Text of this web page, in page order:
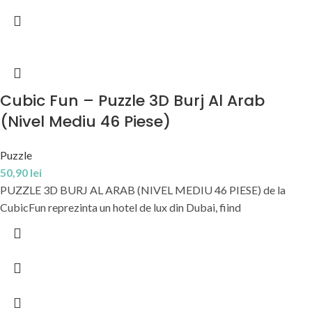
Cubic Fun – Puzzle 3D Burj Al Arab
(Nivel Mediu 46 Piese)
Puzzle
50,90 lei
PUZZLE 3D BURJ AL ARAB (NIVEL MEDIU 46 PIESE) de la
CubicFun reprezinta un hotel de lux din Dubai, fiind